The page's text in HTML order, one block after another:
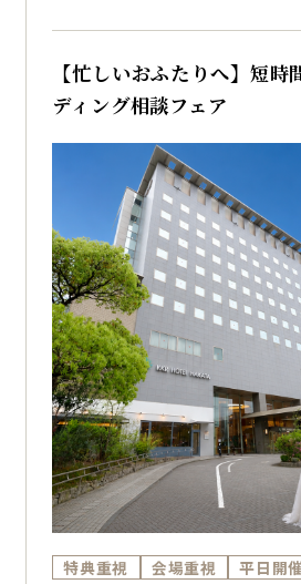
備を進められる相談会です。
博多で結婚式を挙げるならザ
ス博多のブライダルフェアへ
【忙しいおふたりへ】短時
ディング相談フェア
特典重視 会場重視 平日開催